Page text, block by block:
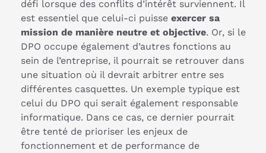
défi lorsque des conflits d’intérêt surviennent. Il
est essentiel que celui-ci puisse exercer sa
mission de manière neutre et objective. Or, si le
DPO occupe également d’autres fonctions au
sein de l’entreprise, il pourrait se retrouver dans
une situation où il devrait arbitrer entre ses
différentes casquettes. Un exemple typique est
celui du DPO qui serait également responsable
informatique. Dans ce cas, ce dernier pourrait
être tenté de prioriser les enjeux de
fonctionnement et de performance de